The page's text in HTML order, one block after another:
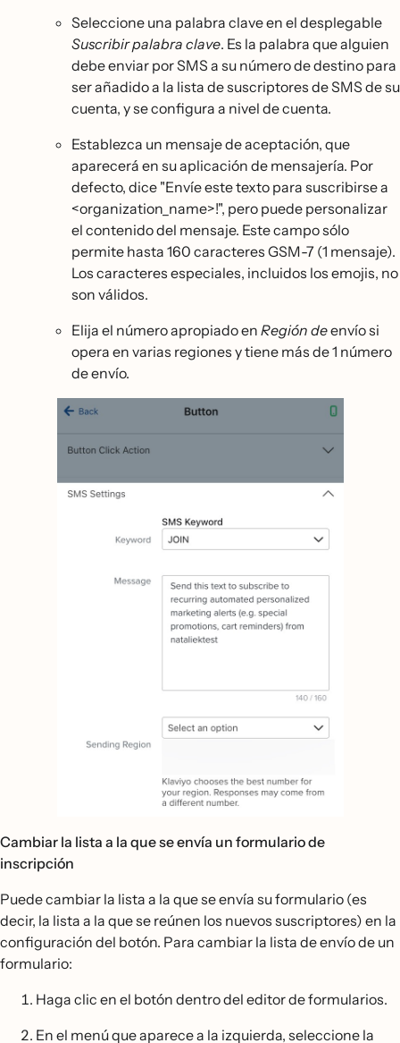
Seleccione una palabra clave en el desplegable
Suscribir palabra clave. Es la palabra que alguien
debe enviar por SMS a su número de destino para
ser añadido a la lista de suscriptores de SMS de su
cuenta, y se configura a nivel de cuenta.
Establezca un mensaje de aceptación, que
aparecerá en su aplicación de mensajería. Por
defecto, dice "Envíe este texto para suscribirse a
<organization_name>!", pero puede personalizar
el contenido del mensaje. Este campo sólo
permite hasta 160 caracteres GSM-7 (1 mensaje).
Los caracteres especiales, incluidos los emojis, no
son válidos.
Elija el número apropiado en Región deenvío si
opera en varias regiones y tiene más de 1 número
de envío.
Cambiar la lista a la que se envía un formulario de
inscripción
Puede cambiar la lista a la que se envía su formulario (es
decir, la lista a la que se reúnen los nuevos suscriptores) en la
configuración del botón. Para cambiar la lista de envío de un
formulario:
Haga clic en el botón dentro del editor de formularios.
En el menú que aparece a la izquierda, seleccione la